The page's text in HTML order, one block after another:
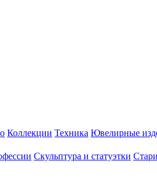
Коллекции Техника Ювелирные
Скульптура и статуэтки